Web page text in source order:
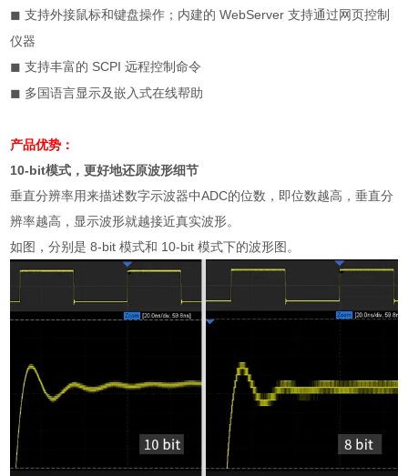
◼ 支持外接鼠标和键盘操作；内建的 WebServer支持通过网页控制
仪器
◼ 支持丰富的 SCPI远程控制命令
◼ 多国语言显示及嵌入式在线帮助
产品优势：
10-bit模式，更好地还原波形细节
垂直分辨率用来描述数字示波器中ADC的位数，即位数越高，垂直分
辨率越高，显示波形就越接近真实波形。
如图，分别是 8-bit模式和 10-bit模式下的波形图。